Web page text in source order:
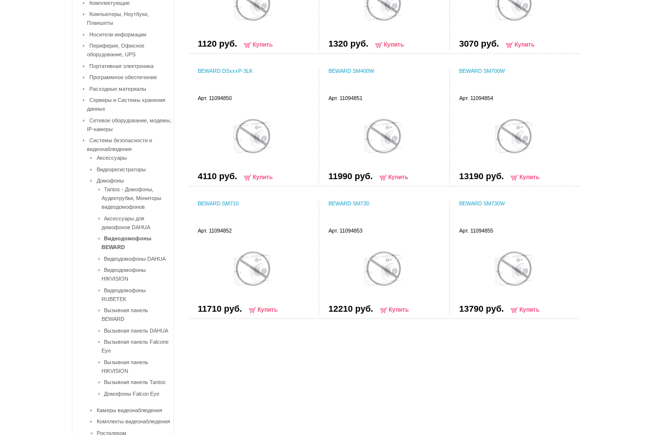
1120 руб. Купить 1320 руб. Купить 3070 руб. Купить
BEWARD DSxxxP-3LK
Арт. 11094850
4110 руб. Купить
BEWARD SM400W
Арт. 11094851
11990 руб. Купить
BEWARD SM700W
Арт. 11094854
13190 руб. Купить
BEWARD SM710
Арт. 11094852
11710 руб. Купить
BEWARD SM730
Арт. 11094853
12210 руб. Купить
BEWARD SM730W
Арт. 11094855
13790 руб. Купить
Комплектующие
Компьютеры, Ноутбуки,
Планшеты
Носители информации
Периферия, Офисное
оборудование, UPS
Портативная электроника
Программное обеспечение
Расходные материалы
Серверы и Системы хранения
данных
Сетевое оборудование, модемы,
IP-камеры
Системы безопасности и
видеонаблюдения
Аксессуары
Видеорегистраторы
Домофоны
Tantos - Домофоны,
Аудиотрубки, Мониторы
видеодомофонов
Аксессуары для
домофонов DAHUA
Видеодомофоны
BEWARD
Видеодомофоны DAHUA
Видеодомофоны
HIKVISION
Видеодомофоны
RUBETEK
Вызывная панель
BEWARD
Вызывная панель DAHUA
Вызывная панель Falcone
Eye
Вызывная панель
HIKVISION
Вызывная панель Tantos
Домофоны Falcon Eye
Камеры видеонаблюдения
Комплекты видеонаблюдения
Ростелеком